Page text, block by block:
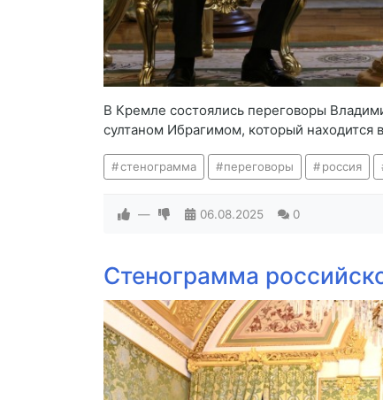
В Кремле состоялись переговоры
султаном Ибрагимом, который находится
стенограмма переговоры россия
— 06.08.2025 0
Стенограмма